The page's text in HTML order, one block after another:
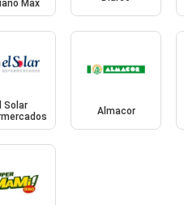
Max
Solar
Almacor